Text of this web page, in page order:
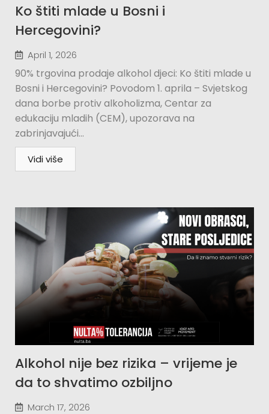
Ko štiti mlade u Bosni i
Hercegovini?​
April 1, 2026
90% trgovina prodaje alkohol djeci: Ko štiti mlade u
Bosni i Hercegovini? Povodom 1. aprila – Svjetskog
dana borbe protiv alkoholizma, Centar za
edukaciju mladih (CEM), upozorava na
zabrinjavajući...
Vidi više
Alkohol nije bez rizika – vrijeme je
da to shvatimo ozbiljno
March 17, 2026